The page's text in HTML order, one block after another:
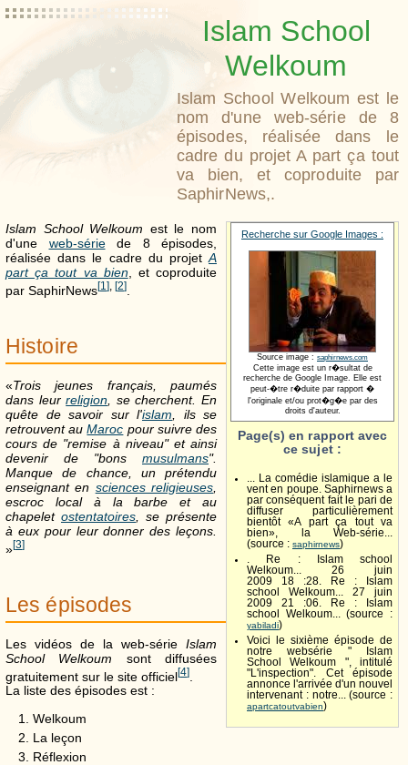
Islam School
Welkoum
Islam School Welkoum est le
nom d'une web-série de 8
épisodes, réalisée dans le
cadre du projet A part ça tout
va bien, et coproduite par
SaphirNews,.
Recherche sur Google Images :
Source image : saphirnews.com
Cette image est un r�sultat de
recherche de Google Image. Elle est
peut-�tre r�duite par rapport �
l'originale et/ou prot�g�e par des
droits d'auteur.
Page(s) en rapport avec
ce sujet :
... La comédie islamique a le
vent en poupe. Saphirnews a
par conséquent fait le pari de
diffuser particulièrement
bientôt «A part ça tout va
bien», la Web-série...
(source : saphirnews)
. Re : Islam school
Welkoum... 26 juin
2009 18 :28. Re : Islam
school Welkoum... 27 juin
2009 21 :06. Re : Islam
school Welkoum... (source :
yabiladi)
Voici le sixième épisode de
notre websérie " Islam
School Welkoum ", intitulé
"L'inspection". Cet épisode
annonce l'arrivée d'un nouvel
intervenant : notre... (source :
apartcatoutvabien)
Islam School Welkoum est le nom
d'une web-sériede 8 épisodes,
réalisée dans le cadre du projet A
part ça tout va bien, et coproduite
par SaphirNews[1], [2]
Histoire
«Trois jeunes français, paumés
dans leurreligion , se cherchent. En
quête de savoir sur l'islam , ils se
retrouvent auMaroc pour suivre des
cours de "remise à niveau" et ainsi
devenir de "bons musulmans".
Manque de chance, un prétendu
enseignant en sciences religieuses
escroc local à la barbe et au
chapelet ostentatoires , se présente
à eux pour leur donner des leçons.
»[3]
Les épisodes
Les vidéos de la web-série Islam
School Welkoum sont diffusées
gratuitement sur le site officiel[4]
La liste des épisodes est :
Welkoum
La leçon
Réflexion